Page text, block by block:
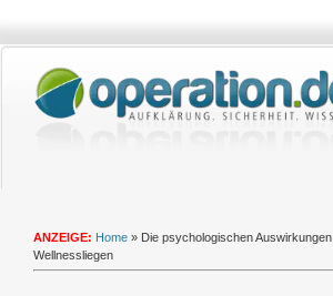
springen
ANZEIGE: Home » Die psychologischen
Wellnessliegen